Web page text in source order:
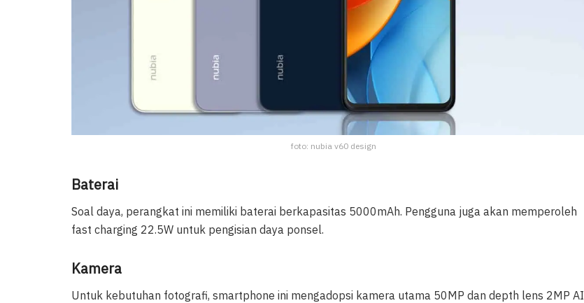
foto: nubia v60 design
Baterai
Soal daya, perangkat ini memiliki baterai berkapasitas 5000mAh. Pengguna juga akan memperoleh
fast charging 22.5W untuk pengisian daya ponsel.
Kamera
Untuk kebutuhan fotografi, smartphone ini mengadopsi kamera utama 50MP dan depth lens 2MP AI